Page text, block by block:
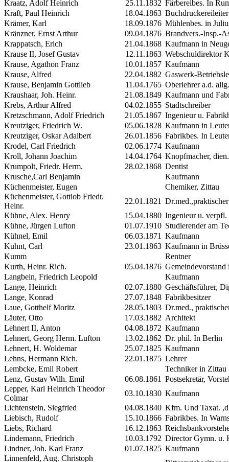
Kraatz, Adolf Heinrich 25.11.1832 Färbereibes. In
Kraft, Paul Heinrich
18.04.1863 Buchdruckereileiter
Krämer, Karl
18.09.1876 Mühlenbes. in
Kränzner, Ernst Arthur
09.04.1876 Brandvers.-Insp.-
Krappatsch, Erich
21.04.1868 Kaufmann in
Krause II, Josef Gustav 12.11.1863 Webschuldirektor
Krause, Agathon Franz
10.01.1857 Kaufmann
Krause, Alfred
22.04.1882 Gaswerk-
Krause, Benjamin Gottlieb
11.04.1765 Oberlehrer a.d.
Kraushaar, Joh. Heinr.
21.08.1849 Kaufmann und
Krebs, Arthur Alfred
04.02.1855 Stadtschreiber
Kretzschmann, Adolf Friedrich
21.05.1867 Ingenieur u.
Kreutziger, Friedrich W.
05.06.1828 Kaufmann in
Kreutziger, Oskar Adalbert
26.01.1856 Fabrikbes. In
Krodel, Carl Friedrich
02.06.1774 Kaufmann
Kroll, Johann Joachim
14.04.1764 Knopfmacher,
Krumpolt, Friedr. Herm.
28.02.1868 Dentist
Krusche,Carl Benjamin
Kaufmann
Küchenmeister, Eugen
Chemiker, Zittau
Küchenmeister, Gottlob Friedr.
Heinr.
22.01.1821
Kühne, Alex. Henry
15.04.1880 Ingenieur u. verpfl.
Kühne, Jürgen Lufton 01.07.1910 Studierender am
Kühnel, Emil
06.03.1871 Kaufmann
Kuhnt, Carl
23.01.1863 Kaufmann in
Kumm
Rentner
Kurth, Heinr. Rich.
05.04.1876 Gemeindevorstand
Langbein, Friedrich Leopold
Kaufmann
Lange, Heinrich
02.07.1880 Geschäftsführer,
Lange, Konrad
27.07.1848 Fabrikbesitzer
Laue, Gotthelf Moritz
28.05.1803 Dr.med.,
Läuter, Otto
17.03.1882 Architekt
Lehnert II, Anton 04.08.1872 Kaufmann
Lehnert, Georg Herm. Lufton 13.02.1862 Dr. phil. In Berlin
Lehnert, H. Woldemar
25.07.1825 Kaufmann
Lehns, Hermann Rich.
22.01.1875 Lehrer
Lembcke, Emil Robert
Techniker in Zittau
Lenz, Gustav Wilh. Emil
06.08.1861 Postsekretär,
Lepper, Karl Heinrich Theodor
Colmar
03.10.1830 Kaufmann
Lichtenstein, Siegfried
04.08.1840 Kfm. Und Taxat.
Liebisch, Rudolf
15.10.1866 Fabrikbes. In
Liebs, Richard
16.12.1863
Lindemann, Friedrich
10.03.1792 Director Gymn. u.
Lindner, Joh. Karl Franz
01.07.1825 Kaufmann
Linnenfeld, Aug. Christoph